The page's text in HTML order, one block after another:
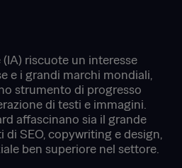
riscuote un interesse
e i grandi marchi mondiali,
strumento di progresso
di testi e immagini.
affascinano sia il grande
SEO, copywriting e design,
ben superiore nel settore.